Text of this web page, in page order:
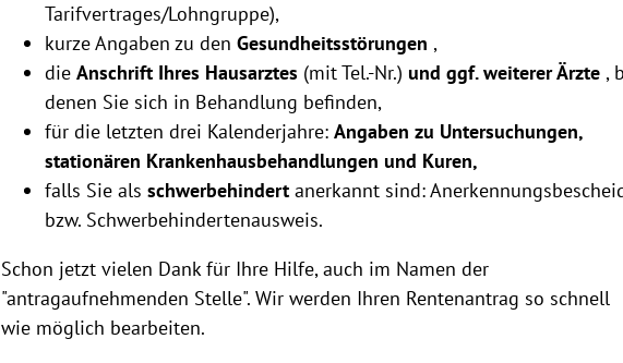
Tarifvertrages/Lohngruppe),
kurze Angaben zu denGesundheitsstörungen ,
dieAnschrift Ihres Hausarztes (mit Tel.-Nr.) und ggf. weiterer Ärzte ,
denen Sie sich in Behandlung befinden,
für die letzten drei Kalenderjahre:Angaben zu Untersuchungen,
stationären Krankenhausbehandlungen und Kuren,
falls Sie alsschwerbehindert anerkannt sind:
bzw. Schwerbehindertenausweis.
Schon jetzt vielen Dank für Ihre Hilfe, auch im Namen der
"antragaufnehmenden Stelle". Wir werden Ihren Rentenantrag so schnell
wie möglich bearbeiten.